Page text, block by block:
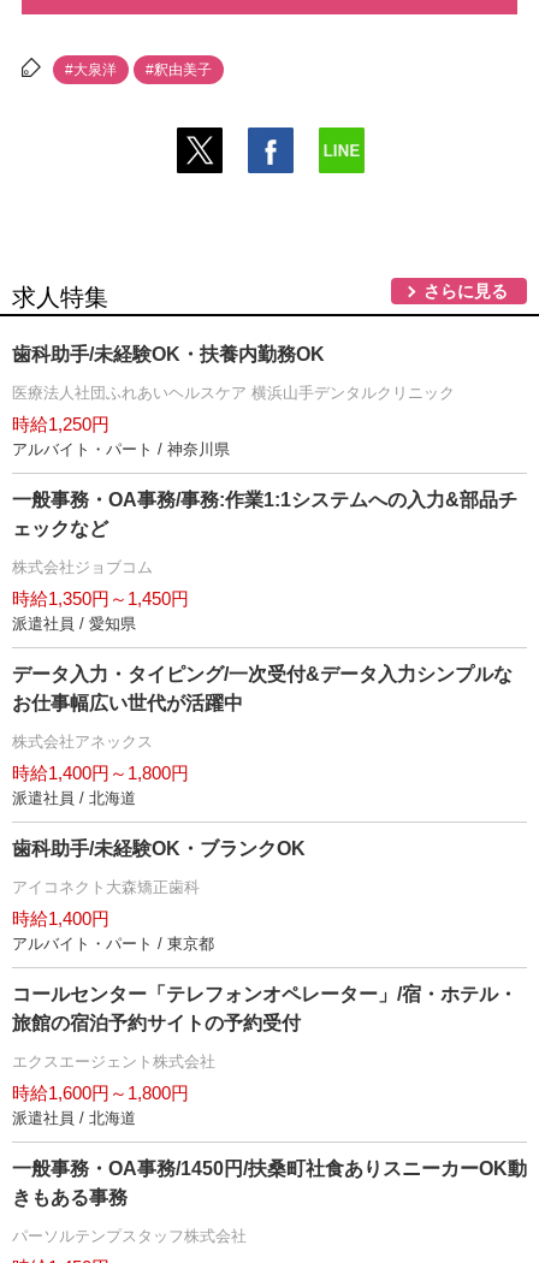
#大泉洋 #釈由美子
求人特集 さらに見る
歯科助手/未経験OK・扶養内勤務OK
医療法人社団ふれあいヘルスケア 横浜山手デンタルクリニック
時給1,250円
アルバイト・パート / 神奈川県
一般事務・OA事務/事務:作業1:1システムへの入力&部品チ
ェックなど
株式会社ジョブコム
時給1,350円～1,450円
派遣社員 / 愛知県
データ入力・タイピング/一次受付&データ入力シンプルな
お仕事幅広い世代が活躍中
株式会社アネックス
時給1,400円～1,800円
派遣社員 / 北海道
歯科助手/未経験OK・ブランクOK
アイコネクト大森矯正歯科
時給1,400円
アルバイト・パート / 東京都
コールセンター「テレフォンオペレーター」/宿・ホテル・
旅館の宿泊予約サイトの予約受付
エクスエージェント株式会社
時給1,600円～1,800円
派遣社員 / 北海道
一般事務・OA事務/1450円/扶桑町社食ありスニーカーOK動
きもある事務
パーソルテンプスタッフ株式会社